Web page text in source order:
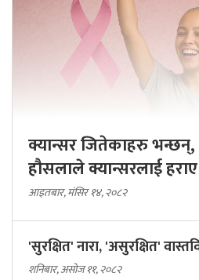
क्यान्सर जितेकाहरु भन्छन्,
हौसलाले क्यान्सरलाई
आइतबार, मंसिर १४, २०८२
'सुरक्षित' नारा, 'असुरक्षित'
शनिबार, असोज ११, २०८२